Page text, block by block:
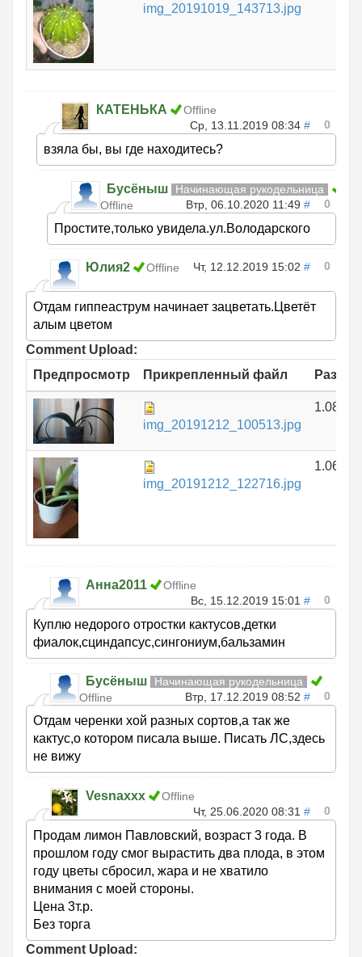
img_20191019_143713.jpg
КАТЕНЬКА
Offline
Ср, 13.11.2019 08:34 # 0
взяла бы, вы где находитесь?
Бусёныш
Начинающая рукодельница
Offline
Втр, 06.10.2020 11:49 # 0
Простите,только увидела.ул.Володарского
Юлия2 Offline Чт, 12.12.2019 15:02 # 0
Отдам гиппеаструм начинает зацветать.Цветёт
алым цветом
Comment Upload:
Предпросмотр
Прикрепленный файл Размер
img_20191212_100513.jpg
1.08 МБ
img_20191212_122716.jpg
1.06 МБ
Анна2011
Offline
Вс, 15.12.2019 15:01 # 0
Куплю недорого отростки кактусов,детки
фиалок,сциндапсус,сингониум,бальзамин
Бусёныш
Начинающая рукодельница
Offline
Втр, 17.12.2019 08:52 # 0
Отдам черенки хой разных сортов,а так же
кактус,о котором писала выше. Писать ЛС,здесь
не вижу
Vesnaxxx
Offline
Чт, 25.06.2020 08:31 # 0
Продам лимон Павловский, возраст 3 года. В
прошлом году смог вырастить два плода, в этом
году цветы сбросил, жара и не хватило
внимания с моей стороны.
Цена 3т.р.
Без торга
Comment Upload: